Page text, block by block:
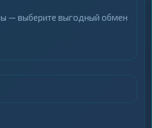
— выберите выгодный обмен